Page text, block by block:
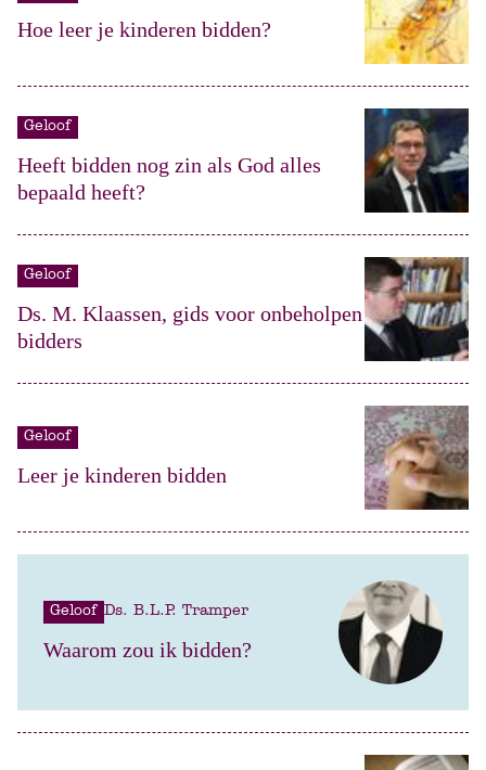
Hoe leer je kinderen bidden?
Geloof
Heeft bidden nog zin als God alles
bepaald heeft?
Geloof
Ds. M. Klaassen, gids voor onbeholpen
bidders
Geloof
Leer je kinderen bidden
Geloof Ds. B.L.P. Tramper
Waarom zou ik bidden?